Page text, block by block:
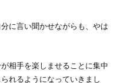
分に言い聞かせながらも、やは
相手を楽しませることに集中
れるようになっていきまし